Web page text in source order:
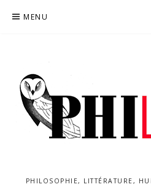
MENU
PHILOSOPHIE, LITTÉRATURE,